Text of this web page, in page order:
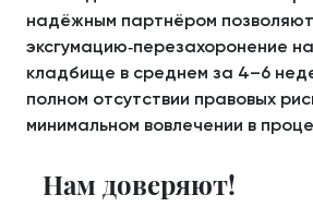
надёжным партнёром
эксгумацию‑перезахоронение
кладбище в среднем за 4–6
полном отсутствии правовых
минимальном вовлечении в
Нам доверяют!